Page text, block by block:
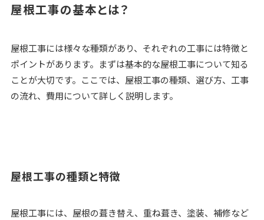
屋根工事の基本とは？
屋根工事には様々な種類があり、それぞれの工事には特徴と
ポイントがあります。まずは基本的な屋根工事について知る
ことが大切です。ここでは、屋根工事の種類、選び方、工事
の流れ、費用について詳しく説明します。
屋根工事の種類と特徴
屋根工事には、屋根の葺き替え、重ね葺き、塗装、補修など